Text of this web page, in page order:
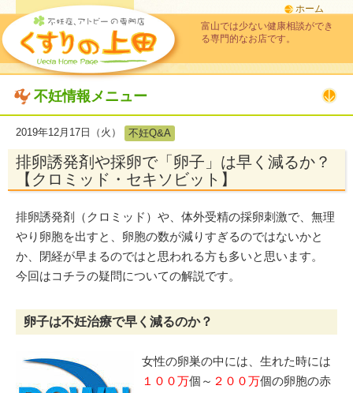
ホーム
富山では少ない健康相談ができ
る専門的なお店です。
不妊情報メニュー
2019年12月17日（火） 不妊Q&A
排卵誘発剤や採卵で「卵子」は早く減るか？
【クロミッド・セキソビット】
排卵誘発剤（クロミッド）や、体外受精の採卵刺激で、無理
やり卵胞を出すと、卵胞の数が減りすぎるのではないかと
か、閉経が早まるのではと思われる方も多いと思います。
今回はコチラの疑問についての解説です。
卵子は不妊治療で早く減るのか？
女性の卵巣の中には、生れた時には
１００万個～ ２００万個の卵胞の赤